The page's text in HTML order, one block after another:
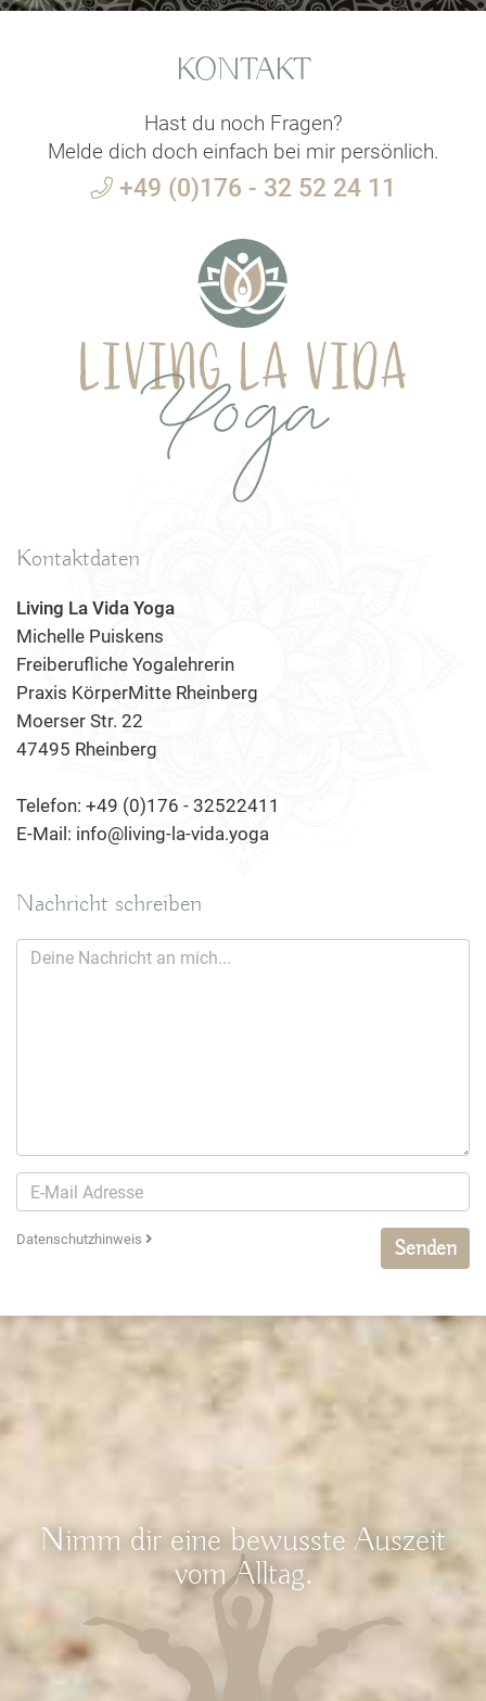
KONTAKT
Hast du noch Fragen?
Melde dich doch einfach bei mir persönlich.
+49 (0)176 - 32 52 24 11
Kontaktdaten
Living La Vida Yoga
Michelle Puiskens
Freiberufliche Yogalehrerin
Praxis KörperMitte Rheinberg
Moerser Str. 22
47495 Rheinberg
Telefon: +49 (0)176 - 32522411
E-Mail: info@living-la-vida.yoga
Nachricht schreiben
Datenschutzhinweis Senden
Nimm dir eine bewusste Auszeit
vom Alltag.